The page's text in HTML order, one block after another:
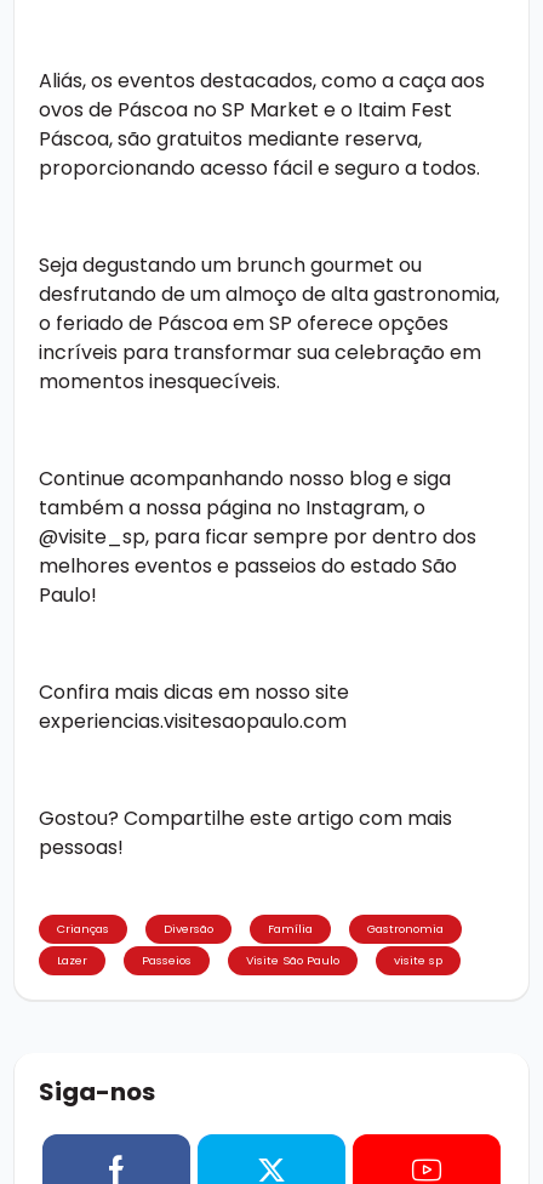
Aliás, os eventos destacados, como a caça aos
ovos de Páscoa no SP Market e o Itaim Fest
Páscoa, são gratuitos mediante reserva,
proporcionando acesso fácil e seguro a todos.
Seja degustando um brunch gourmet ou
desfrutando de um almoço de alta gastronomia,
o feriado de Páscoa em SP oferece opções
incríveis para transformar sua celebração em
momentos inesquecíveis.
Continueacompanhando nosso blog e siga
também a nossa página no Instagram, o
@visite_sp, para ficar sempre por dentro dos
melhores eventos e passeios do estado São
Paulo!
Confira mais dicas em nosso site
experiencias.visitesaopaulo.com
Gostou? Compartilhe este artigo com mais
pessoas!
Crianças Diversão Família
Gastronomia
Lazer
Passeios Visite São Paulo visite sp
Siga-nos